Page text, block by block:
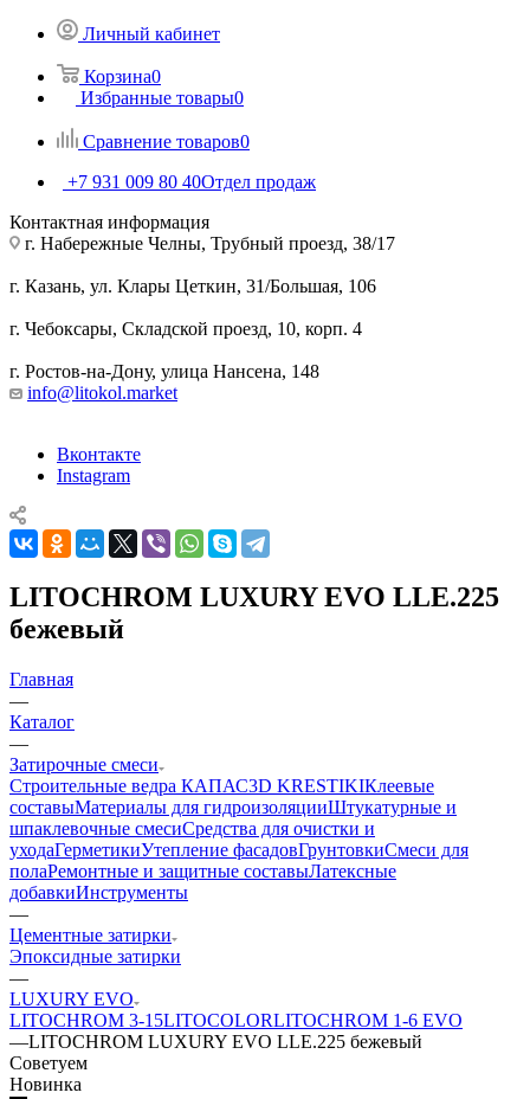
Личный кабинет
Корзина0
Избранные товары0
Сравнение товаров0
+7 931 009 80 40Отдел продаж
Контактная информация
г. Набережные Челны, Трубный проезд, 38/17
г. Казань, ул. Клары Цеткин, 31/Большая, 106
г. Чебоксары, Складской проезд, 10, корп. 4
г. Ростов-на-Дону, улица Нансена, 148
info@litokol.market
Вконтакте
Instagram
LITOCHROM LUXURY EVO LLE.225
бежевый
Главная
—
Каталог
—
Затирочные смеси
Строительные ведра КАПАС3D KRESTIKIКлеевые
составыМатериалы для гидроизоляцииШтукатурные и
шпаклевочные смесиСредства для очистки и
уходаГерметикиУтепление фасадовГрунтовкиСмеси для
полаРемонтные и защитные составыЛатексные
добавкиИнструменты
—
Цементные затирки
Эпоксидные затирки
—
LUXURY EVO
LITOCHROM 3-15LITOCOLORLITOCHROM 1-6 EVO
—LITOCHROM LUXURY EVO LLE.225 бежевый
Советуем
Новинка